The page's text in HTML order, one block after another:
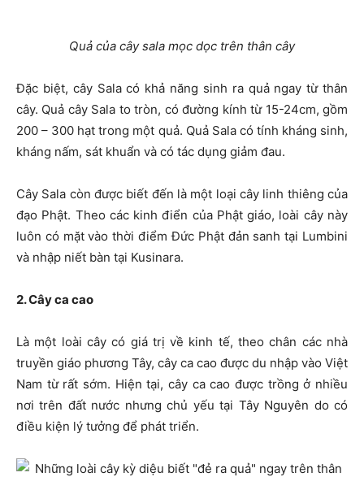
Quả của cây sala mọc dọc trên thân cây
Đặc biệt, cây Sala có khả năng sinh ra quả ngay từ thân
cây. Quả cây Sala to tròn, có đường kính từ 15-24cm, gồm
200 – 300 hạt trong một quả. Quả Sala có tính kháng sinh,
kháng nấm, sát khuẩn và có tác dụng giảm đau.
Cây Sala còn được biết đến là một loại cây linh thiêng của
đạo Phật. Theo các kinh điển của Phật giáo, loài cây này
luôn có mặt vào thời điểm Đức Phật đản sanh tại Lumbini
và nhập niết bàn tại Kusinara.
2. Cây ca cao
Là một loài cây có giá trị về kinh tế, theo chân các nhà
truyền giáo phương Tây, cây ca cao được du nhập vào Việt
Nam từ rất sớm. Hiện tại, cây ca cao được trồng ở nhiều
nơi trên đất nước nhưng chủ yếu tại Tây Nguyên do có
điều kiện lý tưởng để phát triển.